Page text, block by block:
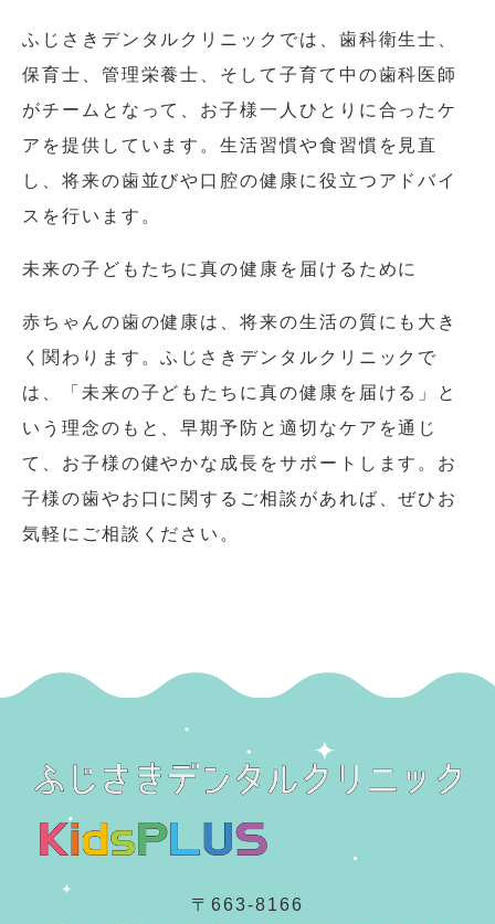
ふじさきデンタルクリニックでは、歯科衛生士、
保育士、管理栄養士、そして子育て中の歯科医師
がチームとなって、お子様一人ひとりに合ったケ
アを提供しています。生活習慣や食習慣を見直
し、将来の歯並びや口腔の健康に役立つアドバイ
スを行います。
未来の子どもたちに真の健康を届けるために
赤ちゃんの歯の健康は、将来の生活の質にも大き
く関わります。ふじさきデンタルクリニックで
は、「未来の子どもたちに真の健康を届ける」と
いう理念のもと、早期予防と適切なケアを通じ
て、お子様の健やかな成長をサポートします。お
子様の歯やお口に関するご相談があれば、ぜひお
気軽にご相談ください。
〒663-8166